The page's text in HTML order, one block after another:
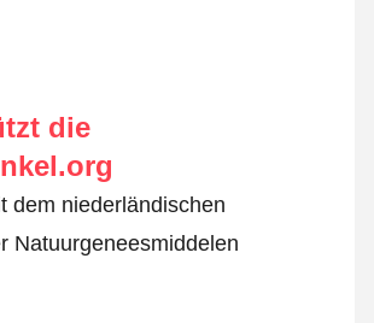
die
dem niederländischen
Natuurgeneesmiddelen